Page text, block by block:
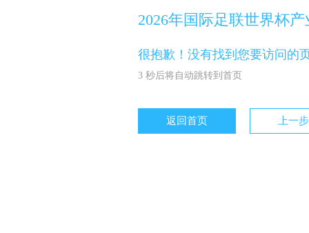
2026年国际足联世界杯
很抱歉！没有找到您要访问的页
3 秒后将自动跳转到首页
返回首页 上一步